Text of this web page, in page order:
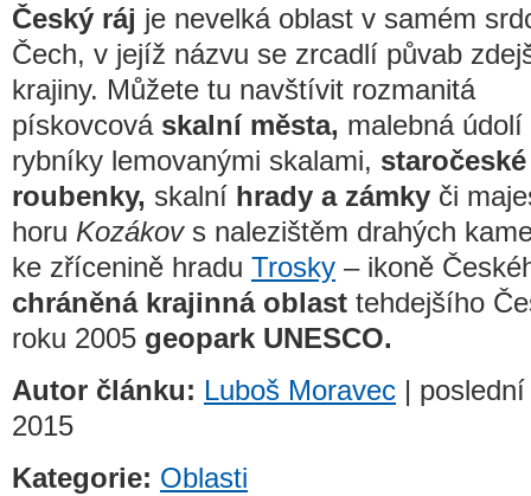
Český ráj je nevelká oblast v samém
Čech, v jejíž názvu se zrcadlí půvab
krajiny. Můžete tu navštívit rozmanitá
pískovcová skalní města, malebná údolí
rybníky lemovanými skalami, staročeské
roubenky, skalní hrady a zámky či
horu Kozákovs nalezištěm drahých
ke zřícenině hradu Trosky – ikoně
chráněná krajinná oblast tehdejšího
roku 2005 geopark UNESCO.
Autor článku: Luboš Moravec |
2015
Kategorie: Oblasti